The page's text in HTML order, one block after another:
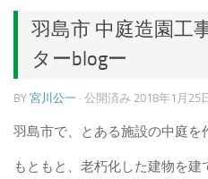
羽島市 中庭造園工
ターblogー
BY 宮川公一 · 公開済み 2018年1月25
羽島市で、とある施設の中庭を
もともと、老朽化した建物を